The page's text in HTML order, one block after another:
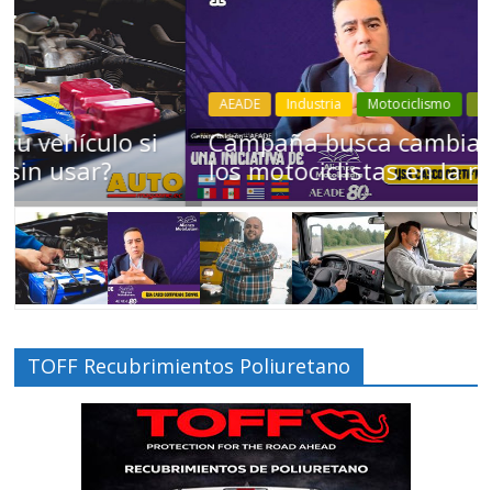
AEADE Industria Motociclismo Motos Movilidad
Campaña busca cambiar destino de
los motociclistas en la región
TOFF Recubrimientos Poliuretano